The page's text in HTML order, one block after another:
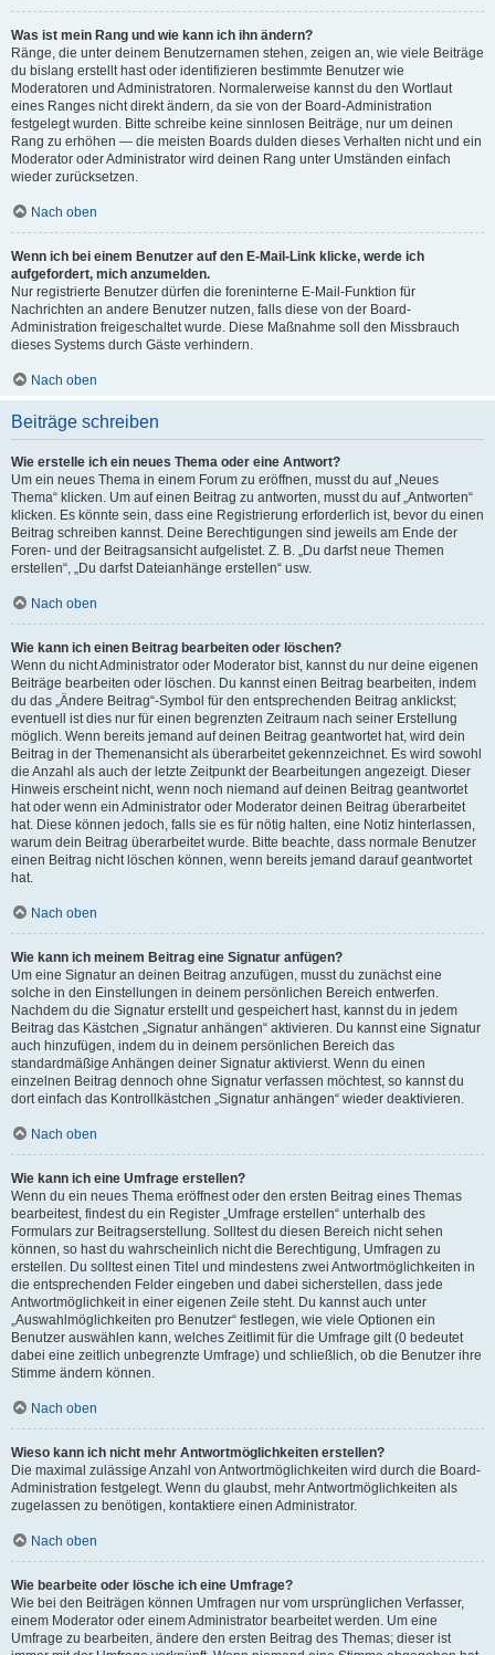
Was ist mein Rang und wie kann ich ihn ändern?
Ränge, die unter deinem Benutzernamen stehen, zeigen an, wie viele Beiträge
du bislang erstellt hast oder identifizieren bestimmte Benutzer wie
Moderatoren und Administratoren. Normalerweise kannst du den Wortlaut
eines Ranges nicht direkt ändern, da sie von der Board-Administration
festgelegt wurden. Bitte schreibe keine sinnlosen Beiträge, nur um deinen
Rang zu erhöhen — die meisten Boards dulden dieses Verhalten nicht und ein
Moderator oder Administrator wird deinen Rang unter Umständen einfach
wieder zurücksetzen.
Nach oben
Wenn ich bei einem Benutzer auf den E-Mail-Link klicke, werde ich
aufgefordert, mich anzumelden.
Nur registrierte Benutzer dürfen die foreninterne E-Mail-Funktion für
Nachrichten an andere Benutzer nutzen, falls diese von der Board-
Administration freigeschaltet wurde. Diese Maßnahme soll den Missbrauch
dieses Systems durch Gäste verhindern.
Nach oben
Beiträge schreiben
Wie erstelle ich ein neues Thema oder eine Antwort?
Um ein neues Thema in einem Forum zu eröffnen, musst du auf „Neues
Thema“ klicken. Um auf einen Beitrag zu antworten, musst du auf „Antworten“
klicken. Es könnte sein, dass eine Registrierung erforderlich ist, bevor du einen
Beitrag schreiben kannst. Deine Berechtigungen sind jeweils am Ende der
Foren- und der Beitragsansicht aufgelistet. Z. B. „Du darfst neue Themen
erstellen“, „Du darfst Dateianhänge erstellen“ usw.
Nach oben
Wie kann ich einen Beitrag bearbeiten oder löschen?
Wenn du nicht Administrator oder Moderator bist, kannst du nur deine eigenen
Beiträge bearbeiten oder löschen. Du kannst einen Beitrag bearbeiten, indem
du das „Ändere Beitrag“-Symbol für den entsprechenden Beitrag anklickst;
eventuell ist dies nur für einen begrenzten Zeitraum nach seiner Erstellung
möglich. Wenn bereits jemand auf deinen Beitrag geantwortet hat, wird dein
Beitrag in der Themenansicht als überarbeitet gekennzeichnet. Es wird sowohl
die Anzahl als auch der letzte Zeitpunkt der Bearbeitungen angezeigt. Dieser
Hinweis erscheint nicht, wenn noch niemand auf deinen Beitrag geantwortet
hat oder wenn ein Administrator oder Moderator deinen Beitrag überarbeitet
hat. Diese können jedoch, falls sie es für nötig halten, eine Notiz hinterlassen,
warum dein Beitrag überarbeitet wurde. Bitte beachte, dass normale Benutzer
einen Beitrag nicht löschen können, wenn bereits jemand darauf geantwortet
hat.
Nach oben
Wie kann ich meinem Beitrag eine Signatur anfügen?
Um eine Signatur an deinen Beitrag anzufügen, musst du zunächst eine
solche in den Einstellungen in deinem persönlichen Bereich entwerfen.
Nachdem du die Signatur erstellt und gespeichert hast, kannst du in jedem
Beitrag das Kästchen „Signatur anhängen“ aktivieren. Du kannst eine Signatur
auch hinzufügen, indem du in deinem persönlichen Bereich das
standardmäßige Anhängen deiner Signatur aktivierst. Wenn du einen
einzelnen Beitrag dennoch ohne Signatur verfassen möchtest, so kannst du
dort einfach das Kontrollkästchen „Signatur anhängen“ wieder deaktivieren.
Nach oben
Wie kann ich eine Umfrage erstellen?
Wenn du ein neues Thema eröffnest oder den ersten Beitrag eines Themas
bearbeitest, findest du ein Register „Umfrage erstellen“ unterhalb des
Formulars zur Beitragserstellung. Solltest du diesen Bereich nicht sehen
können, so hast du wahrscheinlich nicht die Berechtigung, Umfragen zu
erstellen. Du solltest einen Titel und mindestens zwei Antwortmöglichkeiten in
die entsprechenden Felder eingeben und dabei sicherstellen, dass jede
Antwortmöglichkeit in einer eigenen Zeile steht. Du kannst auch unter
„Auswahlmöglichkeiten pro Benutzer“ festlegen, wie viele Optionen ein
Benutzer auswählen kann, welches Zeitlimit für die Umfrage gilt (0 bedeutet
dabei eine zeitlich unbegrenzte Umfrage) und schließlich, ob die Benutzer ihre
Stimme ändern können.
Nach oben
Wieso kann ich nicht mehr Antwortmöglichkeiten erstellen?
Die maximal zulässige Anzahl von Antwortmöglichkeiten wird durch die Board-
Administration festgelegt. Wenn du glaubst, mehr Antwortmöglichkeiten als
zugelassen zu benötigen, kontaktiere einen Administrator.
Nach oben
Wie bearbeite oder lösche ich eine Umfrage?
Wie bei den Beiträgen können Umfragen nur vom ursprünglichen Verfasser,
einem Moderator oder einem Administrator bearbeitet werden. Um eine
Umfrage zu bearbeiten, ändere den ersten Beitrag des Themas; dieser ist